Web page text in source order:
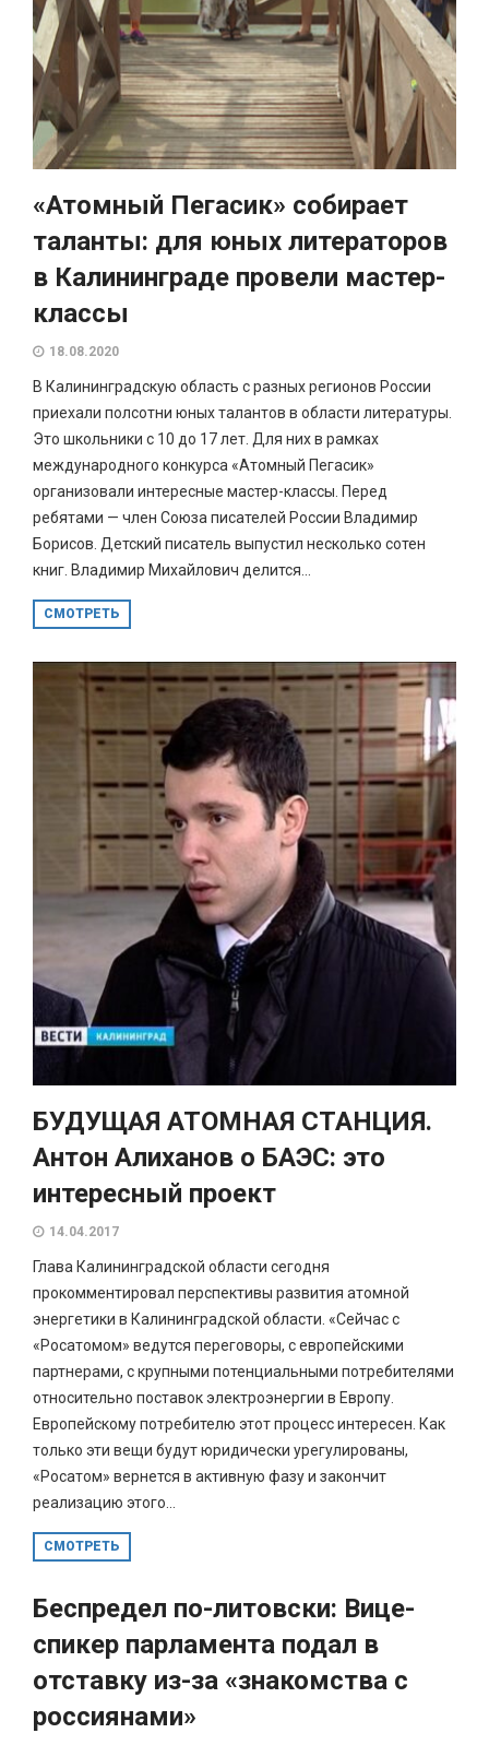
«Атомный Пегасик» собирает
таланты: для юных литераторов
в Калининграде провели мастер-
классы
18.08.2020
В Калининградскую область с разных регионов России
приехали полсотни юных талантов в области литературы.
Это школьники с 10 до 17 лет. Для них в рамках
международного конкурса «Атомный Пегасик»
организовали интересные мастер-классы. Перед
ребятами — член Союза писателей России Владимир
Борисов. Детский писатель выпустил несколько сотен
книг. Владимир Михайлович делится...
СМОТРЕТЬ
БУДУЩАЯ АТОМНАЯ СТАНЦИЯ.
Антон Алиханов о БАЭС: это
интересный проект
14.04.2017
Глава Калининградской области сегодня
прокомментировал перспективы развития атомной
энергетики в Калининградской области. «Сейчас с
«Росатомом» ведутся переговоры, с европейскими
партнерами, с крупными потенциальными потребителями
относительно поставок электроэнергии в Европу.
Европейскому потребителю этот процесс интересен. Как
только эти вещи будут юридически урегулированы,
«Росатом» вернется в активную фазу и закончит
реализацию этого...
СМОТРЕТЬ
Беспредел по-литовски: Вице-
спикер парламента подал в
отставку из-за «знакомства с
россиянами»